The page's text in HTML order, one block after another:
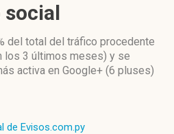
social
del total del tráfico procedente
los 3 últimos meses) y se
activa en Google+ (6 pluses)
de Evisos.com.py